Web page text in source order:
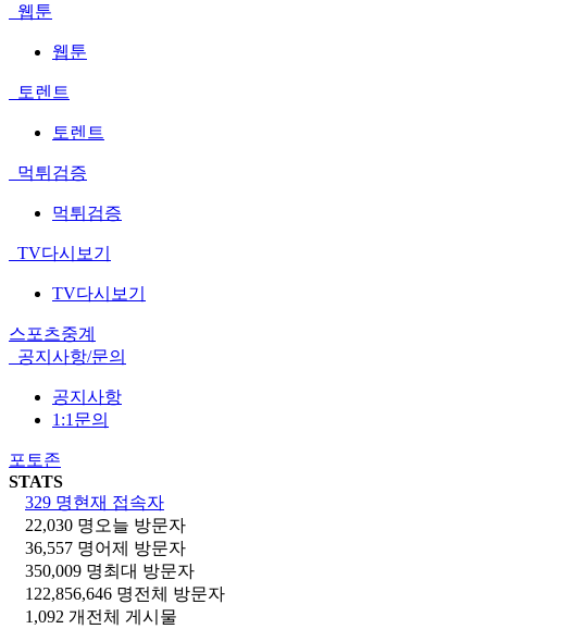
웹툰
웹툰
토렌트
토렌트
먹튀검증
먹튀검증
TV다시보기
TV다시보기
스포츠중계
공지사항/문의
공지사항
1:1문의
포토존
STATS
329 명현재 접속자
22,030 명 오늘 방문자
36,557 명어제 방문자
350,009 명최대 방문자
122,856,646 명전체 방문자
1,092 개 전체 게시물